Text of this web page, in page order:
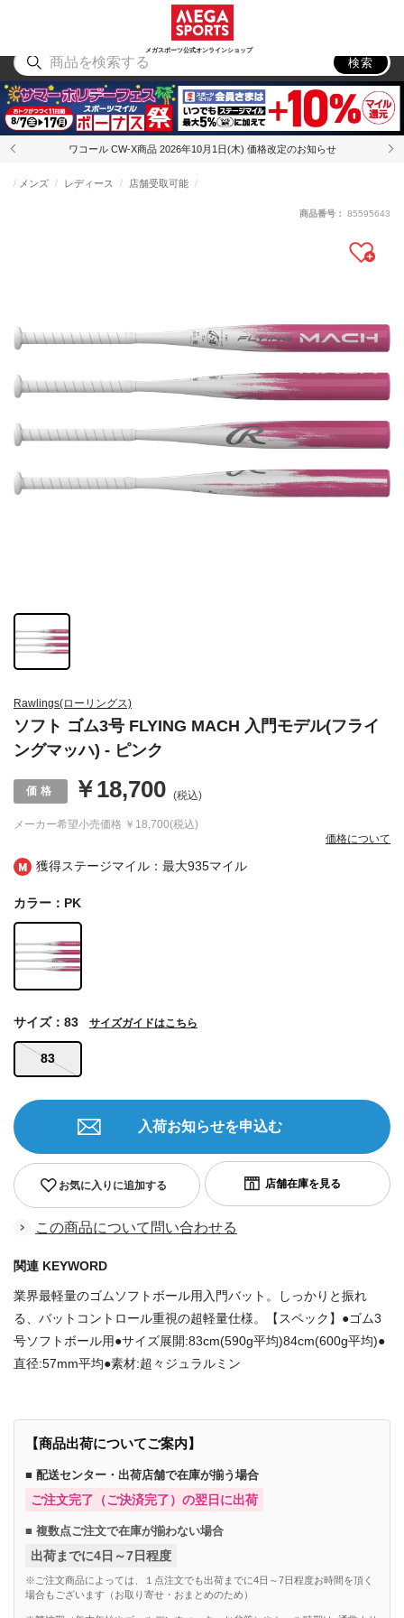
メガスポーツ公式オンラインショップ
アウトドア
検索
ワコール CW-X商品 2026年10月1日(木) 価格改定のお知らせ
獲得ステージマイル：最大935マイル
Rawlings(ローリングス)
ソフト ゴム3号 FLYING MACH 入門モデル(フライ
ングマッハ) - ピンク
メンズ レディース 店舗受取可能
メーカー希望小売価格 ￥18,700(税込)
￥18,700 (税込)
価格について
商品番号： 85595643
カラー：PK
83
サイズ：83 サイズガイドはこちら
お気に入りに追加する
入荷お知らせを申込む
この商品について問い合わせる
関連 KEYWORD
業界最軽量のゴムソフトボール用入門バット。しっかりと振れ
る、バットコントロール重視の超軽量仕様。【スペック】●ゴム3
号ソフトボール用●サイズ展開:83cm(590g平均)84cm(600g平均)●
直径:57mm平均●素材:超々ジュラルミン
【商品出荷についてご案内】
■ 配送センター・出荷店舗で在庫が揃う場合
ご注文完了（ご決済完了）の翌日に出荷
■ 複数点ご注文で在庫が揃わない場合
出荷までに4日～7日程度
※ご注文商品によっては、１点注文でも出荷までに4日～7日程度お時間を頂く
場合もございます（お取り寄せ・おまとめのため）